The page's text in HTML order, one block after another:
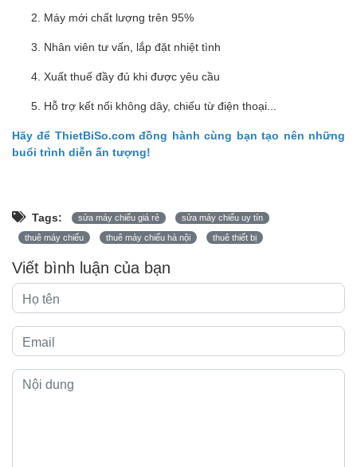
Máy mới chất lượng trên 95%
Nhân viên tư vấn, lắp đặt nhiệt tình
Xuất thuế đầy đủ khi được yêu cầu
Hỗ trợ kết nối không dây, chiếu từ điện thoại...
Hãy để ThietBiSo.com đồng hành cùng bạn tạo nên những
buổi trình diễn ấn tượng!
Tags: sửa máy chiếu giá rẻ sửa máy chiếu uy tín
thuê máy chiếu thuê máy chiếu hà nội thuê thiết bị
Viết bình luận của bạn